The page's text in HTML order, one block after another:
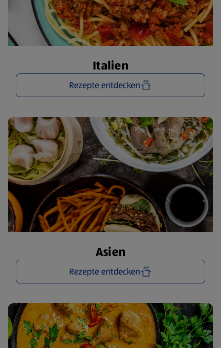
Italien
Rezepte entdecken
Asien
Rezepte entdecken